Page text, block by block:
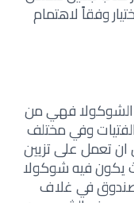
وفقاً لاهتمام
الشوكولا فهي من
الفتيات وفي مختلف
ان تعمل على تزيين
يكون فيه شوكولا
في غلاف